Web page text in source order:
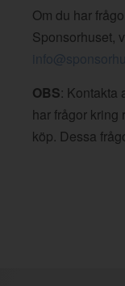
Om du har
Sponsorhuset,
OBS: Kontakta
har frågor kring
köp. Dessa